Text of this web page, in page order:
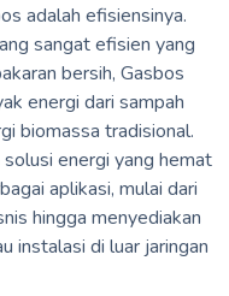
adalah efisiensinya.
sangat efisien yang
bersih, Gasbos
energi dari sampah
biomassa tradisional.
energi yang hemat
aplikasi, mulai dari
hingga menyediakan
instalasi di luar jaringan